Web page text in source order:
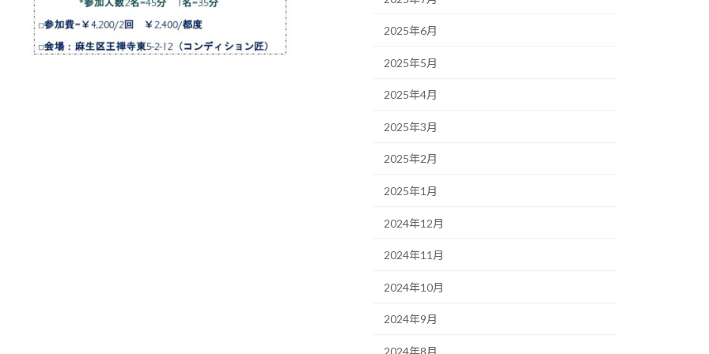
2025年6月
2025年5月
2025年4月
2025年3月
2025年2月
2025年1月
2024年12月
2024年11月
2024年10月
2024年9月
2024年8月